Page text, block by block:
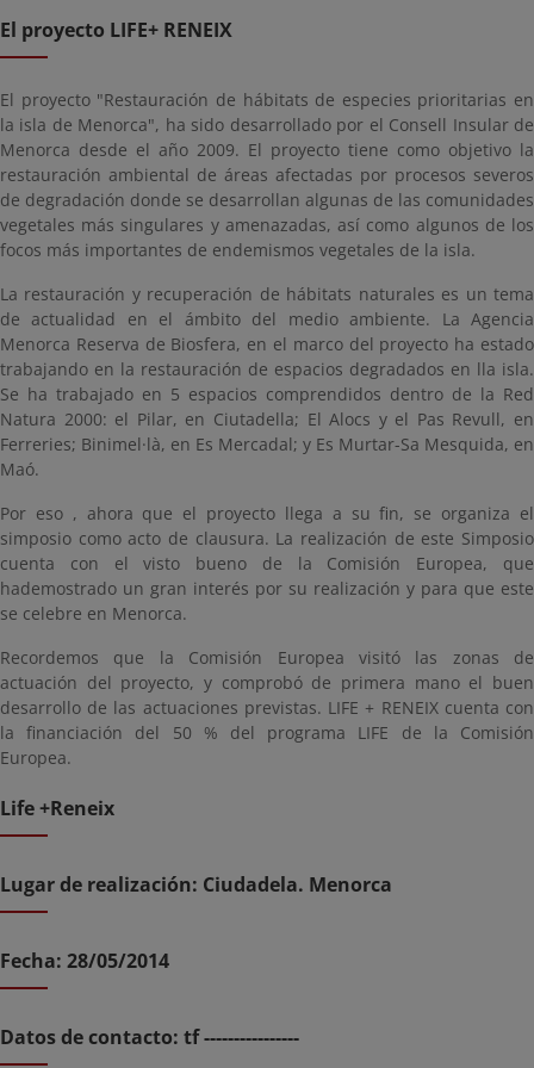
El proyecto LIFE+ RENEIX
El proyecto "Restauración de hábitats de especies prioritarias en
la isla de Menorca", ha sido desarrollado por el Consell Insular de
Menorca desde el año 2009. El proyecto tiene como objetivo la
restauración ambiental de áreas afectadas por procesos severos
de degradación donde se desarrollan algunas de las comunidades
vegetales más singulares y amenazadas, así como algunos de los
focos más importantes de endemismos vegetales de la isla.
La restauración y recuperación de hábitats naturales es un tema
de actualidad en el ámbito del medio ambiente. La Agencia
Menorca Reserva de Biosfera, en el marco del proyecto ha estado
trabajando en la restauración de espacios degradados en lla isla.
Se ha trabajado en 5 espacios comprendidos dentro de la Red
Natura 2000: el Pilar, en Ciutadella; El Alocs y el Pas Revull, en
Ferreries; Binimel·là, en Es Mercadal; y Es Murtar-Sa Mesquida, en
Maó.
Por eso , ahora que el proyecto llega a su fin, se organiza el
simposio como acto de clausura. La realización de este Simposio
cuenta con el visto bueno de la Comisión Europea, que
hademostrado un gran interés por su realización y para que este
se celebre en Menorca.
Recordemos que la Comisión Europea visitó las zonas de
actuación del proyecto, y comprobó de primera mano el buen
desarrollo de las actuaciones previstas. LIFE + RENEIX cuenta con
la financiación del 50 % del programa LIFE de la Comisión
Europea.
Life +Reneix
Lugar de realización: Ciudadela. Menorca
Fecha: 28/05/2014
Datos de contacto: tf ----------------